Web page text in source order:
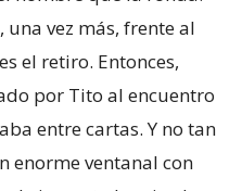
una vez más, frente al
el retiro. Entonces,
por Tito al encuentro
entre cartas. Y no tan
enorme ventanal con